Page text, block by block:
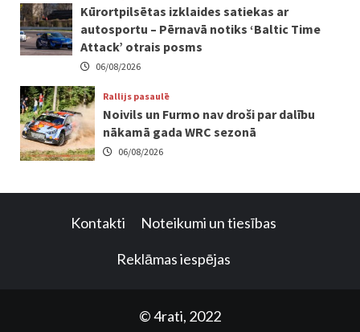
Kūrortpilsētas izklaides satiekas ar
autosportu – Pērnavā notiks ‘Baltic Time
Attack’ otrais posms
06/08/2026
Rallijs pasaulē
Noivils un Furmo nav droši par dalību
nākamā gada WRC sezonā
06/08/2026
Kontakti Noteikumi un tiesības
Reklāmas iespējas
© 4rati, 2022